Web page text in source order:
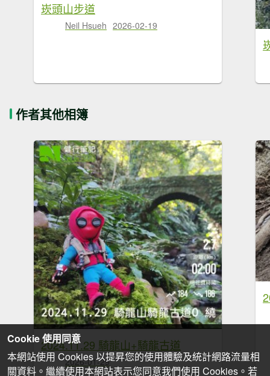
崁頭山步道
Neil Hsueh 2026-02-19
作者其他相簿
2024.11.29 騎龍山+騎龍古道
2026-01-29
Cookie 使用同意
本網站使用 Cookies 以提昇您的使用體驗及統計網路流量相
關資料。繼續使用本網站表示您同意我們使用 Cookies。若